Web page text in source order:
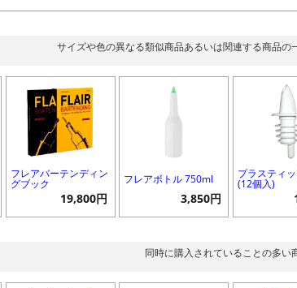
サイズや色の異なる類似商品あるいは関連する商品の
フレアバーテンディン
グブック
19,800円
フレアボトル 750ml
3,850円
プラスティ
(12個入)
同時に購入されていることの多い